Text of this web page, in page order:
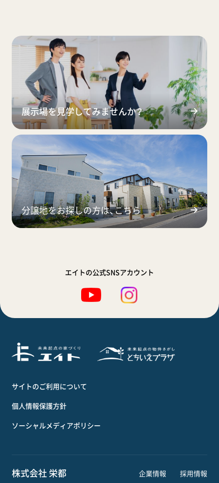
展示場を見学してみませんか？
分譲地をお探しの方は、こちら
エイトの公式SNSアカウント
サイトのご利用について
個人情報保護方針
ソーシャルメディアポリシー
株式会社 栄都 企業情報 採用情報